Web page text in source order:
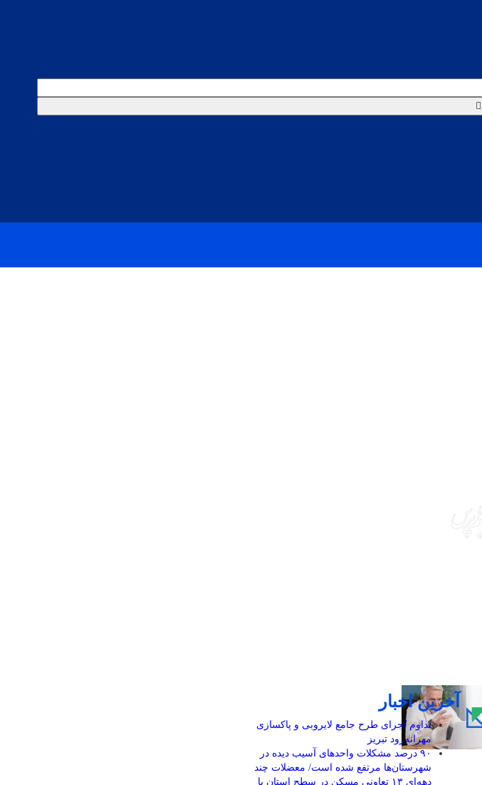
آخرین اخبار
تداوم اجرای طرح جامع لایروبی و پاکسازی
مهرانه‌رود تبریز
٩٠ درصد مشکلات واحدهای آسیب دیده در
شهرستان‌ها مرتفع شده است/ معضلات چند
دهه‌ای ١٣ تعاونی مسکن در سطح استان با